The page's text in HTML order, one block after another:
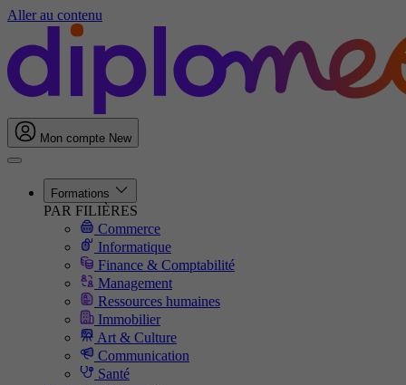
Aller au contenu
Mon compte New
Formations
PAR FILIÈRES
Commerce
Informatique
Finance & Comptabilité
Management
Ressources humaines
Immobilier
Art & Culture
Communication
Santé